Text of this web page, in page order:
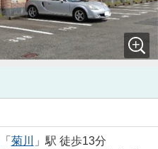
「 菊川
」駅 徒歩13分